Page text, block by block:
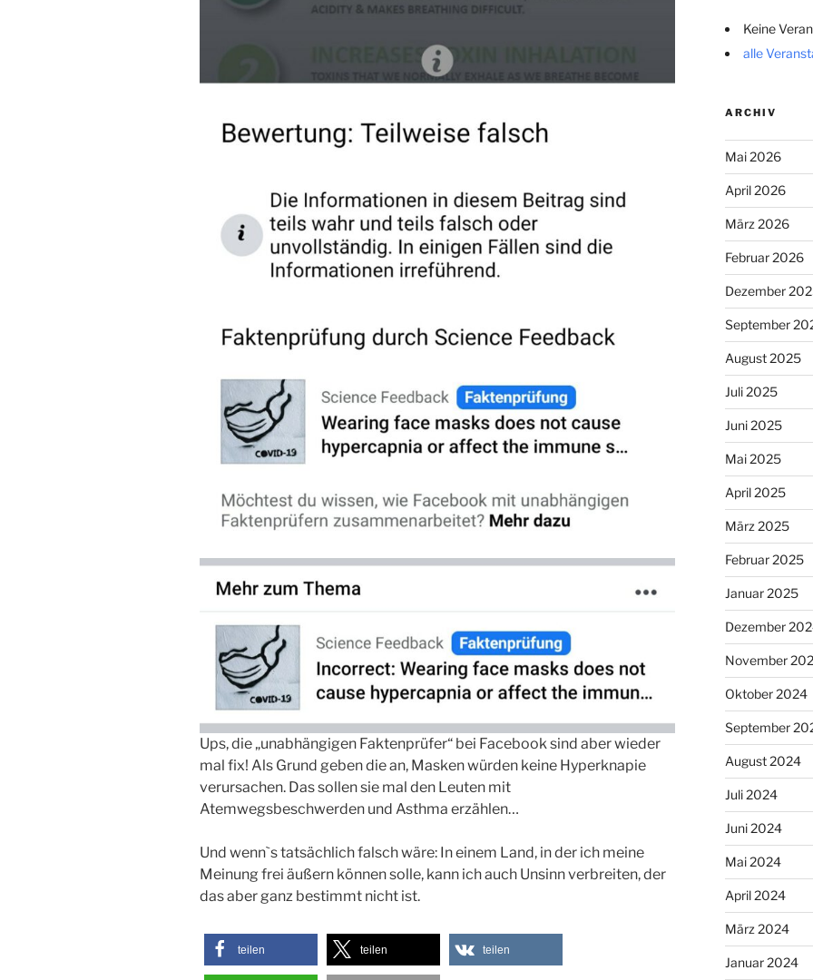
Ups, die „unabhängigen Faktenprüfer“ bei Facebook sind aber wieder
mal fix! Als Grund geben die an, Masken würden keine Hyperknapie
verursachen. Das sollen sie mal den Leuten mit
Atemwegsbeschwerden und Asthma erzählen…
Und wenn`s tatsächlich falsch wäre: In einem Land, in der ich meine
Meinung frei äußern können solle, kann ich auch Unsinn verbreiten, der
das aber ganz bestimmt nicht ist.
teilen teilen teilen
Keine
alle
ARCHIV
Mai 2026
April 2026
März 2026
Februar 2026
Dezember
September
August 2025
Juli 2025
Juni 2025
Mai 2025
April 2025
März 2025
Februar 2025
Januar 2025
Dezember
November
Oktober 2024
September
August 2024
Juli 2024
Juni 2024
Mai 2024
April 2024
März 2024
Januar 2024